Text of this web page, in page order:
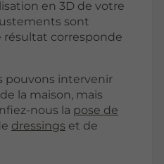
en 3D de votre
sont
résultat corresponde
pouvons intervenir
la maison, mais
nous la pose de
dressings et de